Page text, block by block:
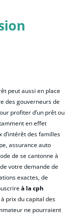
peut aussi en place
des gouverneurs de
profiter d’un prêt ou
en effet
d’intérêt des familles
assurance auto
de se cantonne à
votre demande de
exactes, de
à la cph
prix du capital des
ne pourraient